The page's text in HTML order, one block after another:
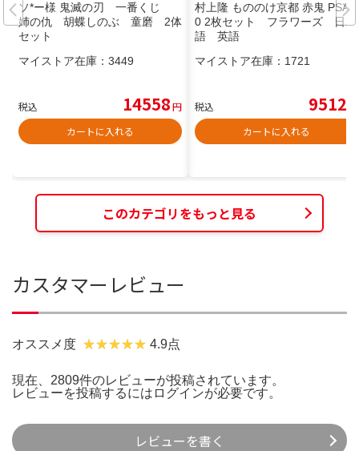
ソ*ー様 鬼滅の刃 一番くじ
姉の仇 胡蝶しのぶ 童磨 2体
セット
マイストア在庫： 3449
税込 14558円
カートに入れる
村上隆 もののけ京都 赤鬼 PSA1
0 2枚セット フラワーズ 日本
語 英語
マイストア在庫： 1721
税込 9512
カートに入れる
このカテゴリをもっと見る
カスタマーレビュー
オススメ度 4.9点
現在、2809件のレビューが投稿されています。
レビューを投稿するには ログインが必要です。
レビューを書く